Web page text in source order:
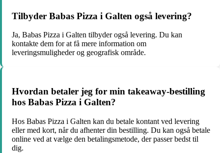
Tilbyder Babas Pizza i Galten også levering?
Ja, Babas Pizza i Galten tilbyder også levering. Du kan
kontakte dem for at få mere information om
leveringsmuligheder og geografisk område.
Hvordan betaler jeg for min takeaway-bestilling
hos Babas Pizza i Galten?
Hos Babas Pizza i Galten kan du betale kontant ved levering
eller med kort, når du afhenter din bestilling. Du kan også betale
online ved at vælge den betalingsmetode, der passer bedst til
dig.